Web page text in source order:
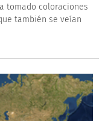
tomado coloraciones
también se veían